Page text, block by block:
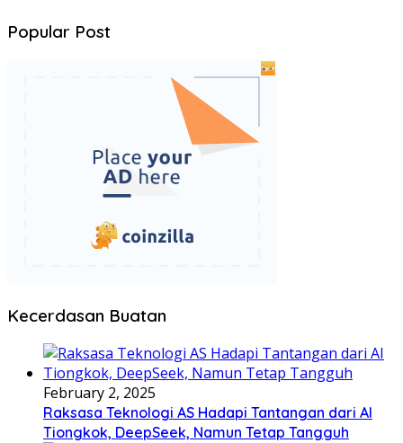
Popular Post
Kecerdasan Buatan
February 2, 2025
Raksasa Teknologi AS Hadapi Tantangan dari AI
Tiongkok, DeepSeek, Namun Tetap Tangguh